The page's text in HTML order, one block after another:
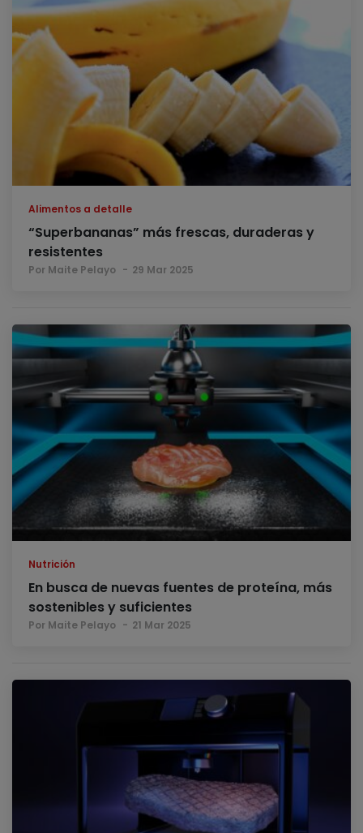
Alimentos a detalle
“Superbananas” más frescas, duraderas y
resistentes
Por Maite Pelayo 29 Mar 2025
Nutrición
En busca de nuevas fuentes de proteína, más
sostenibles y suficientes
Por Maite Pelayo 21 Mar 2025